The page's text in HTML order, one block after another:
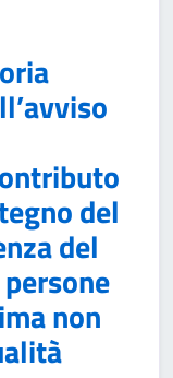
del
del
non